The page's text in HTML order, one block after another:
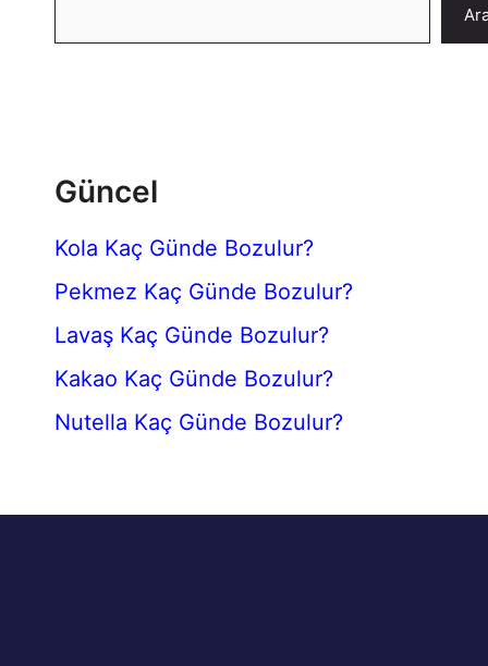
Güncel
Kola Kaç Günde Bozulur?
Pekmez Kaç Günde Bozulur?
Lavaş Kaç Günde Bozulur?
Kakao Kaç Günde Bozulur?
Nutella Kaç Günde Bozulur?